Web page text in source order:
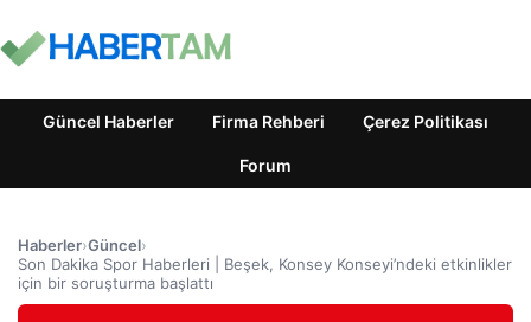
Güncel Haberler Firma Rehberi Çerez Politikası
Forum
Haberler›Güncel›
Son Dakika Spor Haberleri | Beşek, Konsey Konseyi’ndeki etkinlikler
için bir soruşturma başlattı